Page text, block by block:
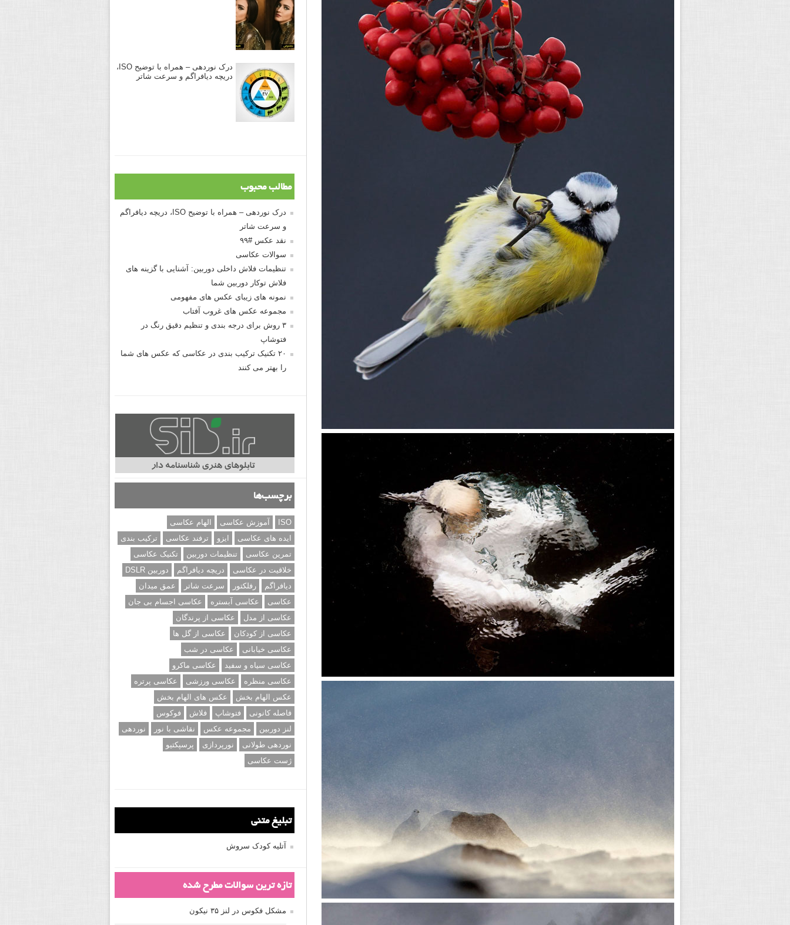
درک نوردهی – همراه با توضیح ISO،
دریچه دیافراگم و سرعت شاتر
مطالب محبوب
درک نوردهی – همراه با توضیح ISO، دریچه دیافراگم
و سرعت شاتر
نقد عکس #۹۹
سوالات عکاسی
تنظیمات فلاش داخلی دوربین: آشنایی با گزینه های
فلاش توکار دوربین شما
نمونه های زیبای عکس های مفهومی
مجموعه عکس های غروب آفتاب
۳ روش برای درجه بندی و تنظیم دقیق رنگ در
فتوشاپ
۲۰ تکنیک ترکیب بندی در عکاسی که عکس های شما
را بهتر می کنند
برچسب‌ها
ISO آموزش عکاسی
الهام عکاسی
ایده های عکاسی
ایزو ترفند عکاسی
ترکیب بندی
تمرین عکاسی
تنظیمات دوربین
تکنیک عکاسی
خلاقیت در عکاسی
دریچه دیافراگم
دوربین DSLR
دیافراگم
رفلکتور سرعت شاتر
عمق میدان
عکاسی
عکاسی آبستره
عکاسی اجسام بی جان
عکاسی از مدل
عکاسی از پرندگان
عکاسی از کودکان
عکاسی از گل ها
عکاسی خیابانی
عکاسی در شب
عکاسی سیاه و سفید
عکاسی ماکرو
عکاسی منظره
عکاسی ورزشی
عکاسی پرتره
عکس الهام بخش
عکس های الهام بخش
فاصله کانونی
فتوشاپ فلاش
فوکوس
لنز دوربین
مجموعه عکس نقاشی با نور
نوردهی
نوردهی طولانی
نورپردازی
پرسپکتیو
ژست عکاسی
تبلیغ متنی
آتلیه کودک سروش
تازه ترین سوالات مطرح شده
مشکل فکوس در لنز ۳۵ نیکون